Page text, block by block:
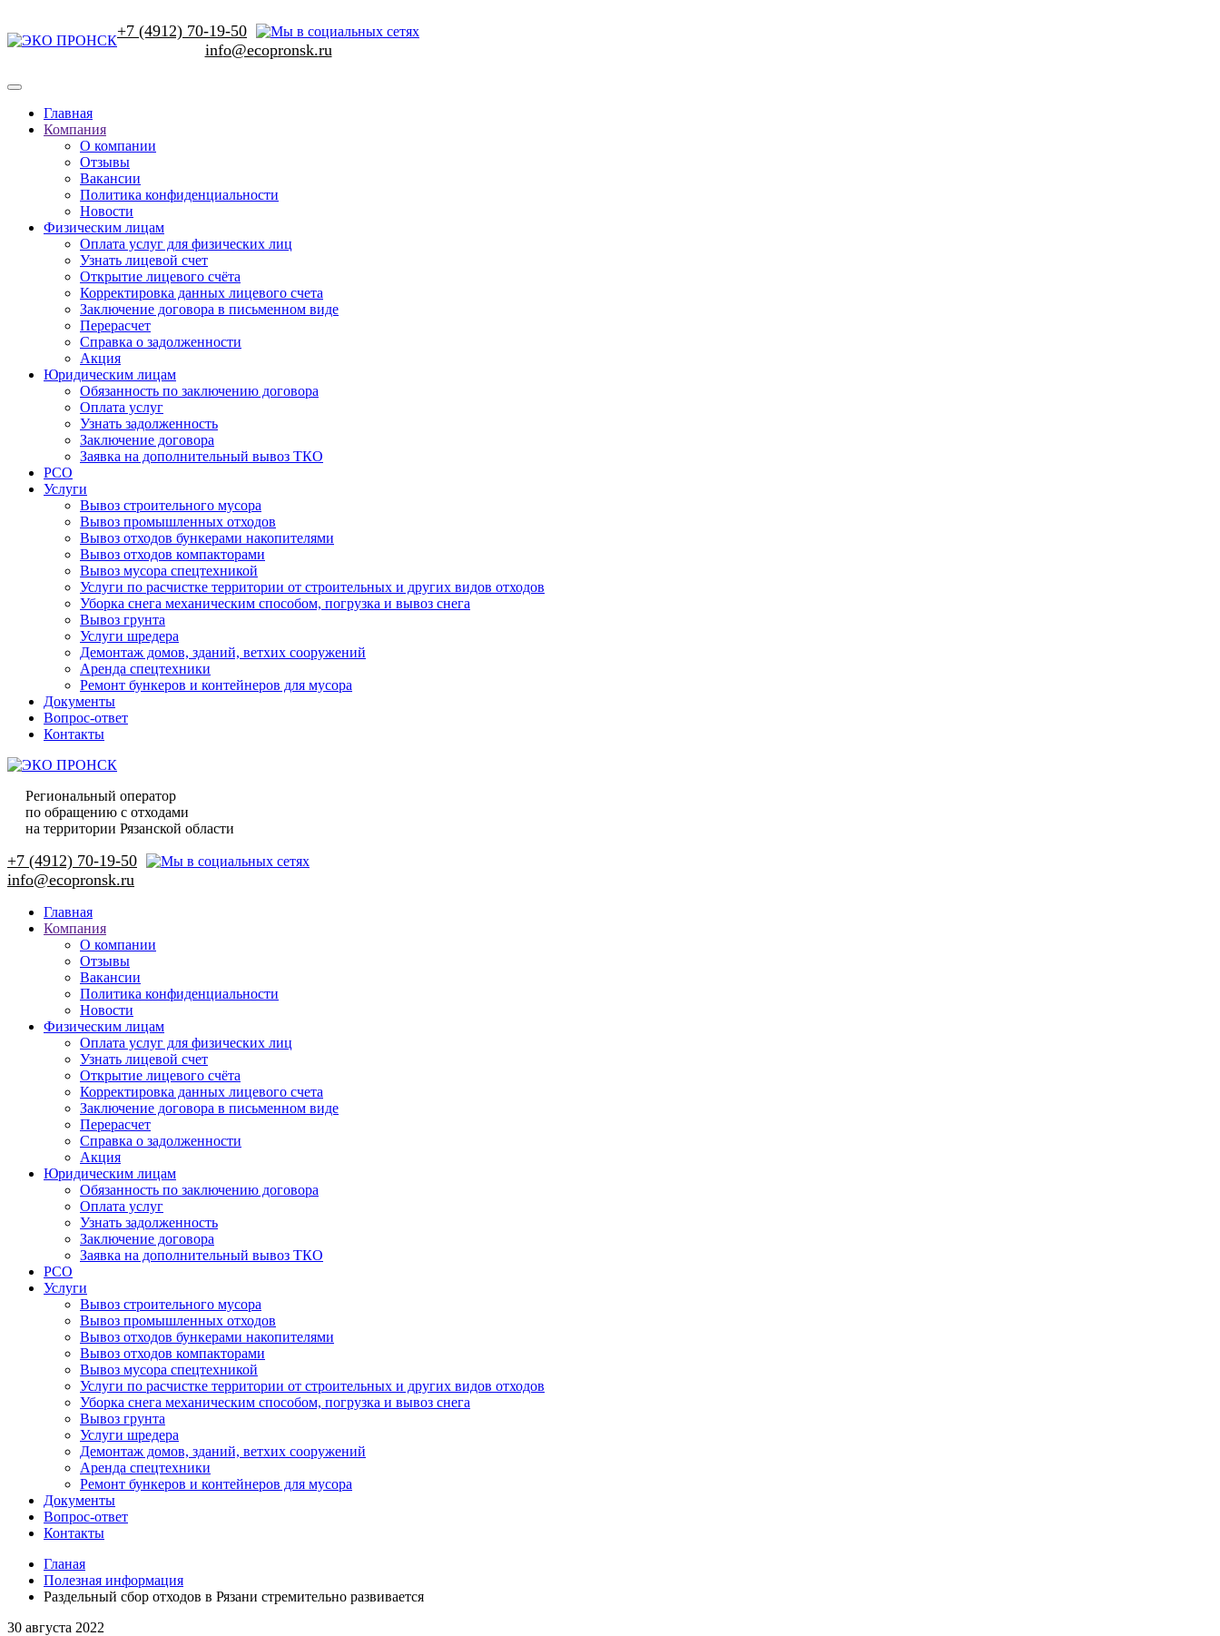
+7 (4912) 70-19-50
Главная
Компания
О компании
Отзывы
Вакансии
Политика конфиденциальности
Новости
Физическим лицам
Оплата услуг для физических лиц
Узнать лицевой счет
Открытие лицевого счёта
Корректировка данных лицевого счета
Заключение договора в письменном виде
Перерасчет
Справка о задолженности
Акция
Юридическим лицам
Обязанность по заключению договора
Оплата услуг
Узнать задолженность
Заключение договора
Заявка на дополнительный вывоз ТКО
РСО
Услуги
Вывоз строительного мусора
Вывоз промышленных отходов
Вывоз отходов бункерами накопителями
Вывоз отходов компакторами
Вывоз мусора спецтехникой
Услуги по расчистке территории от строительных и других видов отходов
Уборка снега механическим способом, погрузка и вывоз снега
Вывоз грунта
Услуги шредера
Демонтаж домов, зданий, ветхих сооружений
Аренда спецтехники
Ремонт бункеров и контейнеров для мусора
Документы
Вопрос-ответ
Контакты
Региональный оператор
по обращению с отходами
на территории Рязанской области
+7 (4912) 70-19-50
Главная
Компания
О компании
Отзывы
Вакансии
Политика конфиденциальности
Новости
Физическим лицам
Оплата услуг для физических лиц
Узнать лицевой счет
Открытие лицевого счёта
Корректировка данных лицевого счета
Заключение договора в письменном виде
Перерасчет
Справка о задолженности
Акция
Юридическим лицам
Обязанность по заключению договора
Оплата услуг
Узнать задолженность
Заключение договора
Заявка на дополнительный вывоз ТКО
РСО
Услуги
Вывоз строительного мусора
Вывоз промышленных отходов
Вывоз отходов бункерами накопителями
Вывоз отходов компакторами
Вывоз мусора спецтехникой
Услуги по расчистке территории от строительных и других видов отходов
Уборка снега механическим способом, погрузка и вывоз снега
Вывоз грунта
Услуги шредера
Демонтаж домов, зданий, ветхих сооружений
Аренда спецтехники
Ремонт бункеров и контейнеров для мусора
Документы
Вопрос-ответ
Контакты
Гланая
Полезная информация
Раздельный сбор отходов в Рязани стремительно развивается
30 августа 2022